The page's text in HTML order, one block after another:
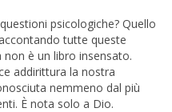
psicologiche? Quello
tutte queste
non è un libro insensato.
addirittura la nostra
nemmeno dal più
È nota solo a Dio.